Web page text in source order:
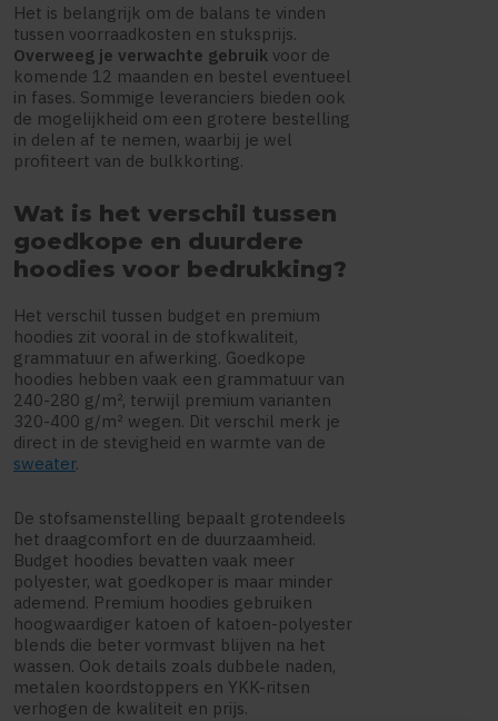
Het is belangrijk om de balans te vinden
tussen voorraadkosten en stuksprijs.
Overweeg je verwachte gebruik voor de
komende 12 maanden en bestel eventueel
in fases. Sommige leveranciers bieden ook
de mogelijkheid om een grotere bestelling
in delen af te nemen, waarbij je wel
profiteert van de bulkkorting.
Wat is het verschil tussen
goedkope en duurdere
hoodies voor bedrukking?
Het verschil tussen budget en premium
hoodies zit vooral in de stofkwaliteit,
grammatuur en afwerking. Goedkope
hoodies hebben vaak een grammatuur van
240-280 g/m², terwijl premium varianten
320-400 g/m² wegen. Dit verschil merk je
direct in de stevigheid en warmte van de
sweater.
De stofsamenstelling bepaalt grotendeels
het draagcomfort en de duurzaamheid.
Budget hoodies bevatten vaak meer
polyester, wat goedkoper is maar minder
ademend. Premium hoodies gebruiken
hoogwaardiger katoen of katoen-polyester
blends die beter vormvast blijven na het
wassen. Ook details zoals dubbele naden,
metalen koordstoppers en YKK-ritsen
verhogen de kwaliteit en prijs.